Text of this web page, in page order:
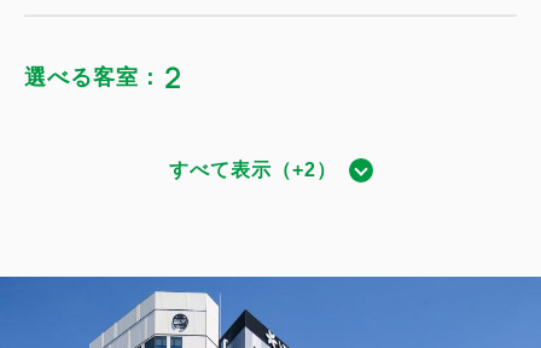
選べる客室： 2
50.20m
ダブルサイズ / 幅131-150cm×2
すべて表示（+2）